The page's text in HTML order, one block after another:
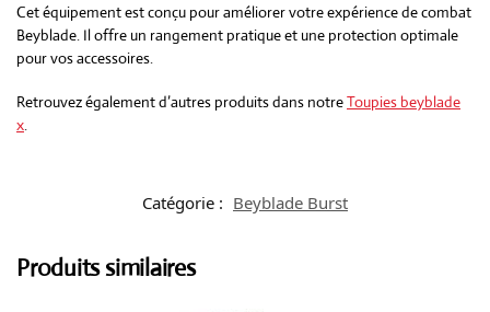
Cet équipement est conçu pour améliorer votre expérience de combat
Beyblade. Il offre un rangement pratique et une protection optimale
pour vos accessoires.
Retrouvez également d’autres produits dans notreToupies beyblade
x.
Catégorie : Beyblade Burst
Produits similaires